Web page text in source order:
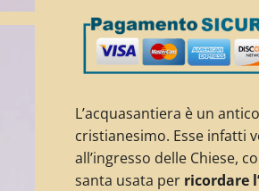
L’acquasantiera è un
cristianesimo. Esse infatti
all’ingresso delle Chiese,
santa usata per ricordare